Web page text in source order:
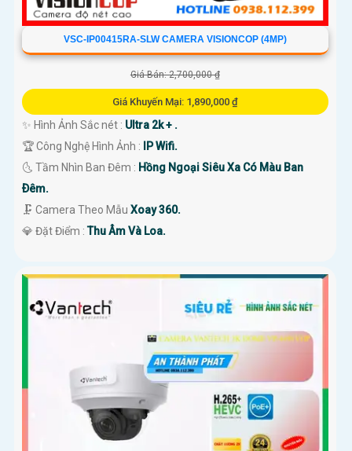
VSC-IP00415RA-SLW CAMERA VISIONCOP (4MP)
Giá Bán: 2,700,000 ₫
Giá Khuyến Mại: 1,890,000 ₫
✨ Hình Ảnh Sắc nét : Ultra 2k + .
🏆 Công Nghệ Hình Ảnh : IP Wifi.
🌜 Tầm Nhìn Ban Đêm : Hồng Ngoại Siêu Xa Có Màu Ban
Ðêm.
🗜️ Camera Theo Mẫu Xoay 360.
️💎 Đặt Điểm :Thu Âm Và Loa.